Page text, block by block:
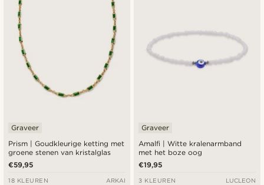
Prism | Goudkleurige ketting met
groene stenen van kristalglas
Graveer
€59,95
18 KLEUREN ARKAI
Amalfi | Witte kralenarmband
met het boze oog
Graveer
€19,95
3 KLEUREN LUCLEON